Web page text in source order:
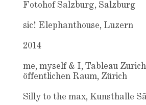
Fotohof Salzburg, Salzburg
sic! Elephanthouse, Luzern
2014
me, myself & I, Tableau
öffentlichen Raum, Zürich
Silly to the max, Kunsthalle